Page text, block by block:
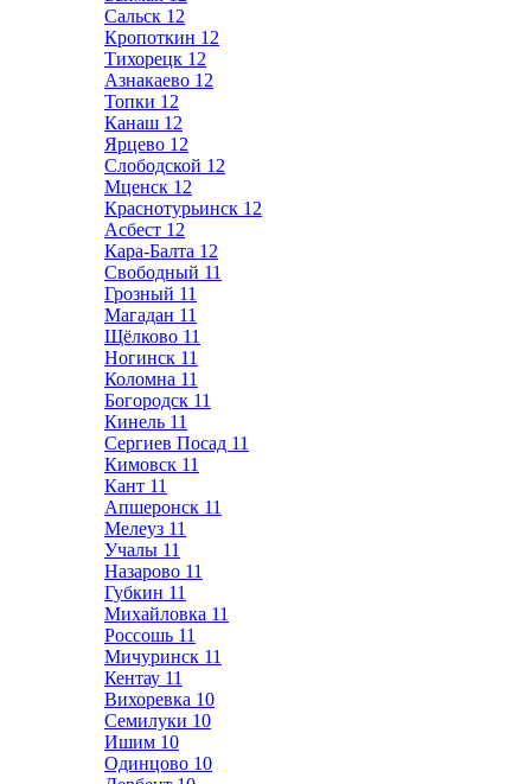
Сальск 12
Кропоткин 12
Тихорецк 12
Азнакаево 12
Топки 12
Канаш 12
Ярцево 12
Слободской 12
Мценск 12
Краснотурьинск 12
Асбест 12
Кара-Балта 12
Свободный 11
Грозный 11
Магадан 11
Щёлково 11
Ногинск 11
Коломна 11
Богородск 11
Кинель 11
Сергиев Посад 11
Кимовск 11
Кант 11
Апшеронск 11
Мелеуз 11
Учалы 11
Назарово 11
Губкин 11
Михайловка 11
Россошь 11
Мичуринск 11
Кентау 11
Вихоревка 10
Семилуки 10
Ишим 10
Одинцово 10